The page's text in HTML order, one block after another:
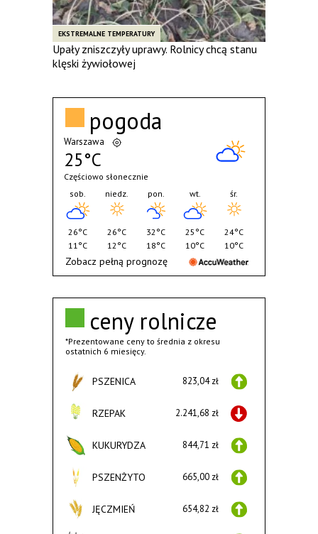
EKSTREMALNE TEMPERATURY
Upały zniszczyły uprawy. Rolnicy chcą stanu
klęski żywiołowej
ceny rolnicze
*Prezentowane ceny to średnia z okresu
ostatnich 6 miesięcy.
PSZENICA 823,04 zł
RZEPAK 2.241,68 zł
KUKURYDZA 844,71 zł
PSZENŻYTO 665,00 zł
JĘCZMIEŃ 654,82 zł
pogoda
Warszawa
25°C
Częściowo słonecznie
sob.
26°C
11°C
niedz.
26°C
12°C
pon.
32°C
18°C
wt.
25°C
10°C
śr.
24°C
10°C
Zobacz pełną prognozę